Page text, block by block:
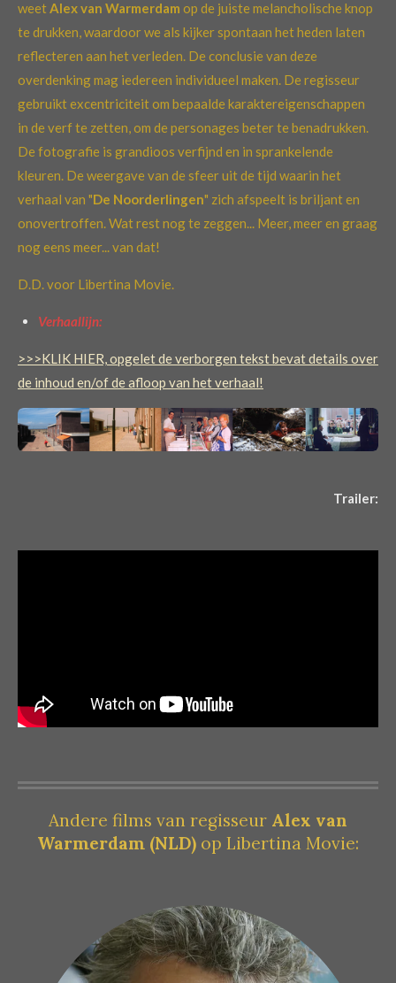
weet Alex van Warmerdam op de juiste melancholische knop
te drukken, waardoor we als kijker spontaan het heden laten
reflecteren aan het verleden. De conclusie van deze
overdenking mag iedereen individueel maken. De regisseur
gebruikt excentriciteit om bepaalde karaktereigenschappen
in de verf te zetten, om de personages beter te benadrukken.
De fotografie is grandioos verfijnd en in sprankelende
kleuren. De weergave van de sfeer uit de tijd waarin het
verhaal van "De Noorderlingen" zich afspeelt is briljant en
onovertroffen. Wat rest nog te zeggen... Meer, meer en graag
nog eens meer... van dat!
D.D. voor Libertina Movie.
Verhaallijn:
>>>KLIK HIER, opgelet de verborgen tekst bevat details over
de inhoud en/of de afloop van het verhaal!
Trailer:
Andere films van regisseur Alex van
Warmerdam (NLD) op Libertina Movie: